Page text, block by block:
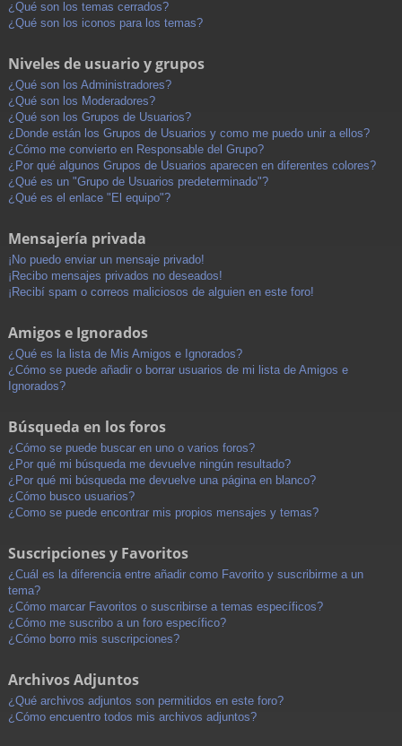
¿Qué son los temas cerrados?
¿Qué son los iconos para los temas?
Niveles de usuario y grupos
¿Qué son los Administradores?
¿Qué son los Moderadores?
¿Qué son los Grupos de Usuarios?
¿Donde están los Grupos de Usuarios y como me puedo unir a ellos?
¿Cómo me convierto en Responsable del Grupo?
¿Por qué algunos Grupos de Usuarios aparecen en diferentes colores?
¿Qué es un "Grupo de Usuarios predeterminado"?
¿Qué es el enlace "El equipo"?
Mensajería privada
¡No puedo enviar un mensaje privado!
¡Recibo mensajes privados no deseados!
¡Recibí spam o correos maliciosos de alguien en este foro!
Amigos e Ignorados
¿Qué es la lista de Mis Amigos e Ignorados?
¿Cómo se puede añadir o borrar usuarios de mi lista de Amigos e
Ignorados?
Búsqueda en los foros
¿Cómo se puede buscar en uno o varios foros?
¿Por qué mi búsqueda me devuelve ningún resultado?
¿Por qué mi búsqueda me devuelve una página en blanco?
¿Cómo busco usuarios?
¿Como se puede encontrar mis propios mensajes y temas?
Suscripciones y Favoritos
¿Cuál es la diferencia entre añadir como Favorito y suscribirme a un
tema?
¿Cómo marcar Favoritos o suscribirse a temas específicos?
¿Cómo me suscribo a un foro específico?
¿Cómo borro mis suscripciones?
Archivos Adjuntos
¿Qué archivos adjuntos son permitidos en este foro?
¿Cómo encuentro todos mis archivos adjuntos?